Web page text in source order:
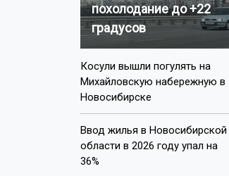
похолодание до +22
градусов
Косули вышли погулять на
Михайловскую набережную в
Новосибирске
Ввод жилья в Новосибирской
области в 2026 году упал на
36%